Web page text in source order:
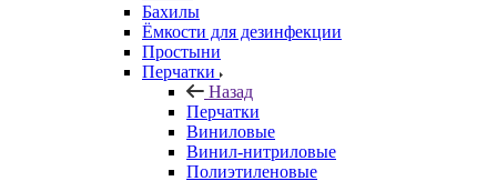
Бахилы
Ёмкости для дезинфекции
Простыни
Перчатки
Назад
Перчатки
Виниловые
Винил-нитриловые
Полиэтиленовые